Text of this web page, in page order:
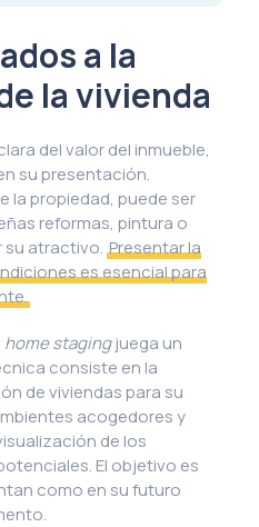
a la
la vivienda
del valor del inmueble,
su presentación.
la propiedad, puede ser
reformas, pintura o
su atractivo. Presentar la
es esencial para
home stagingjuega un
consiste en la
de viviendas para su
acogedores y
de los
El objetivo es
como en su futuro